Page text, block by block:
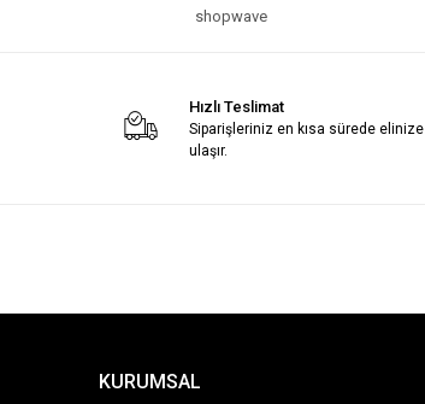
shopwave
Hızlı Teslimat
Siparişleriniz en kısa sürede elinize
ulaşır.
KURUMSAL